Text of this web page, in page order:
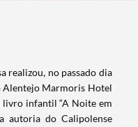
realizou, no passado dia
Alentejo Marmoris Hotel
livro infantil “A Noite em
autoria do Calipolense